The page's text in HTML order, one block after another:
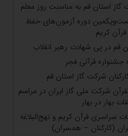
گاز استان قم به مناسبت روز معلم
دوره آزمون‌های حفظ
کریم
قم در پی شهادت رهبر انقلاب
جشنواره قرآنی فجر
شرکت گاز استان قم
شرکت ملی گاز ایران در مراسم
بهار در بهار
سراسری قرآن کریم و نهج‌البلاغه
(کارکنان – همسران)